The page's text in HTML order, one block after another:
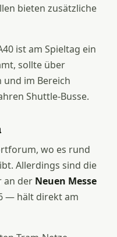
bieten zusätzliche
ist am Spieltag ein
sollte über
im Bereich
Shuttle-Busse.
wo es rund
Allerdings sind die
an der Neuen Messe
— hält direkt am